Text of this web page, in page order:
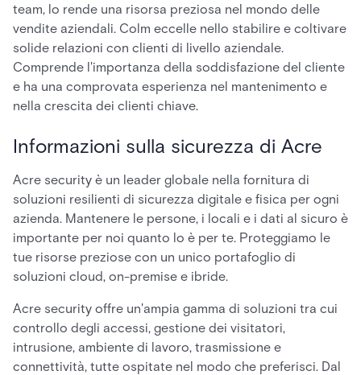
team, lo rende una risorsa preziosa nel mondo delle
vendite aziendali. Colm eccelle nello stabilire e coltivare
solide relazioni con clienti di livello aziendale.
Comprende l'importanza della soddisfazione del cliente
e ha una comprovata esperienza nel mantenimento e
nella crescita dei clienti chiave.
Informazioni sulla sicurezza di Acre
Acre security è un leader globale nella fornitura di
soluzioni resilienti di sicurezza digitale e fisica per ogni
azienda. Mantenere le persone, i locali e i dati al sicuro è
importante per noi quanto lo è per te. Proteggiamo le
tue risorse preziose con un unico portafoglio di
soluzioni cloud, on-premise e ibride.
Acre security offre un'ampia gamma di soluzioni tra cui
controllo degli accessi, gestione dei visitatori,
intrusione, ambiente di lavoro, trasmissione e
connettività, tutte ospitate nel modo che preferisci. Dal